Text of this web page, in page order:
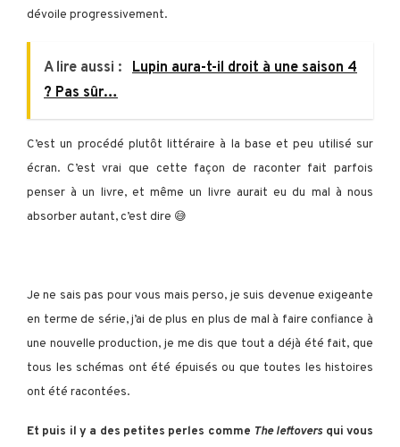
dévoile progressivement.
A lire aussi : Lupin aura-t-il droit à une saison 4
? Pas sûr…
C’est un procédé plutôt littéraire à la base et peu utilisé sur
écran. C’est vrai que cette façon de raconter fait parfois
penser à un livre, et même un livre aurait eu du mal à nous
absorber autant, c’est dire 😅
Je ne sais pas pour vous mais perso, je suis devenue exigeante
en terme de série, j’ai de plus en plus de mal à faire confiance à
une nouvelle production, je me dis que tout a déjà été fait, que
tous les schémas ont été épuisés ou que toutes les histoires
ont été racontées.
Et puis il y a des petites perles comme The leftoversqui vous